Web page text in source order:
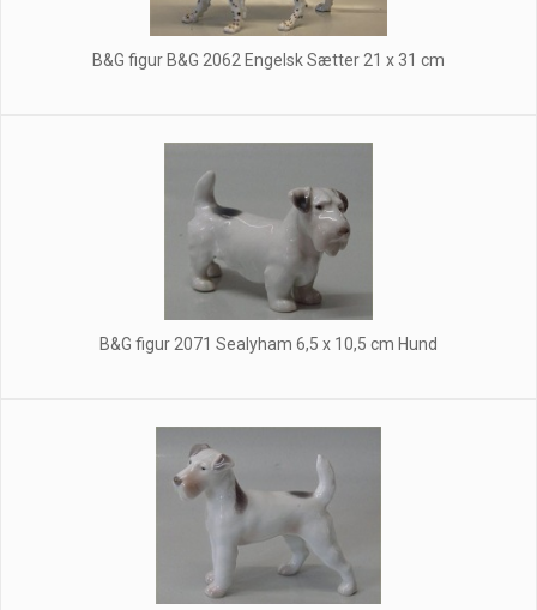
B&G figur B&G 2062 Engelsk Sætter 21 x 31 cm
B&G figur 2071 Sealyham 6,5 x 10,5 cm Hund